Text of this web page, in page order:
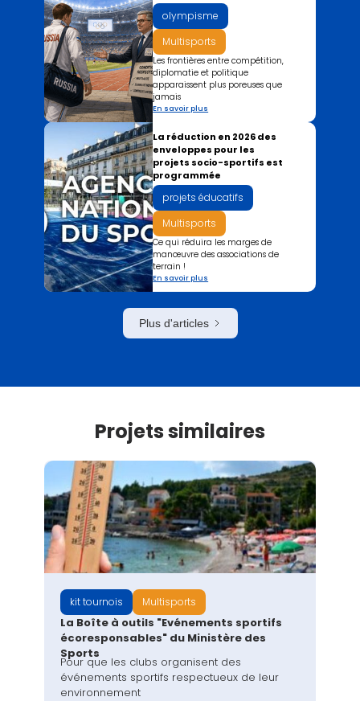
olympisme
Multisports
Les frontières entre compétition,
diplomatie et politique
apparaissent plus poreuses que
jamais
En savoir plus
La réduction en 2026 des
enveloppes pour les
projets socio-sportifs est
programmée
projets éducatifs
Multisports
Ce qui réduira les marges de
manœuvre des associations de
terrain !
En savoir plus
Plus d'articles
Projets similaires
kit tournois Multisports
La Boîte à outils "Evénements sportifs
écoresponsables" du Ministère des
Sports
Pour que les clubs organisent des
événements sportifs respectueux de leur
environnement